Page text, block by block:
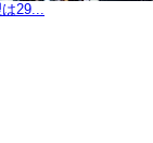
29...